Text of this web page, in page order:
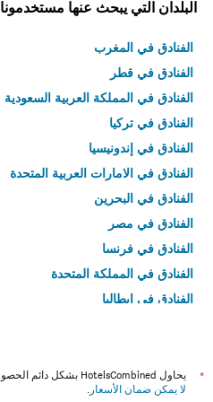
البلدان التي يبحث عنها مستخدمونا
الفنادق في المغرب
الفنادق في قطر
الفنادق في المملكة العربية السعودية
الفنادق في تركيا
الفنادق في إندونيسيا
الفنادق في الامارات العربية المتحدة
الفنادق في البحرين
الفنادق في مصر
الفنادق في فرنسا
الفنادق في المملكة المتحدة
الفنادق في إيطاليا
*
يحاول HotelsCombined بشكل دائم الحصول على الأسعار الدقيقة، ولكن
لا يمكن ضمان الأسعار .